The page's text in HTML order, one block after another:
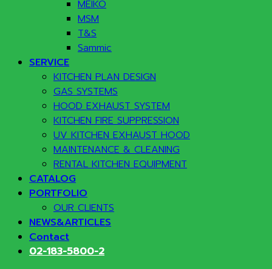
MEIKO
MSM
T&S
Sammic
SERVICE
KITCHEN PLAN DESIGN
GAS SYSTEMS
HOOD EXHAUST SYSTEM
KITCHEN FIRE SUPPRESSION
UV KITCHEN EXHAUST HOOD
MAINTENANCE & CLEANING
RENTAL KITCHEN EQUIPMENT
CATALOG
PORTFOLIO
OUR CLIENTS
NEWS&ARTICLES
Contact
02-183-5800-2